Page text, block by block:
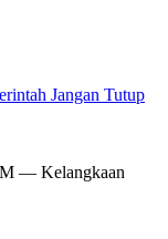
Jangan Tutup
— Kelangkaan